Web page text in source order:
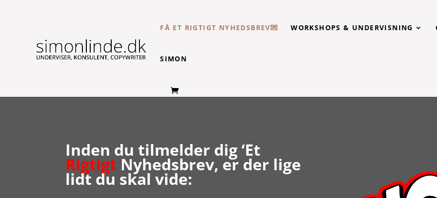
FÅ ET RIGTIGT NYHEDSBREV💌 WORKSHOPS & UNDERVISNING
SIMON
Inden du tilmelder dig ‘Et
Rigtigt Nyhedsbrev, er der lige
lidt du skal vide: